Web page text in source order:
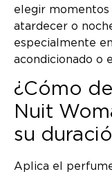
elegir momentos
atardecer o
especialmente
acondicionado o
¿Cómo
Nuit
su
Aplica el